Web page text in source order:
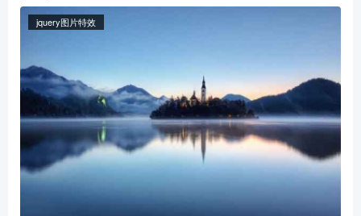
jquery图片特效